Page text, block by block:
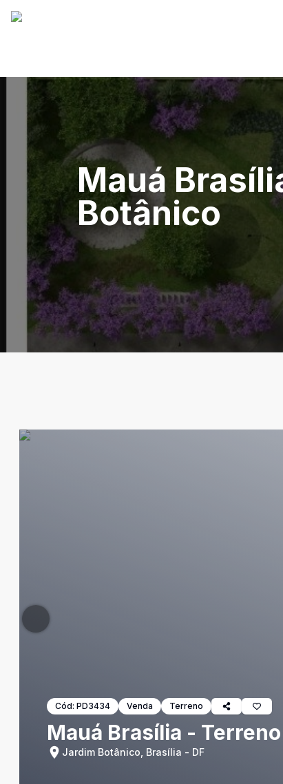
Mauá
Botânico
Cód: PD3434 Venda Terreno
Mauá Brasília -
Jardim Botânico, Brasília - DF